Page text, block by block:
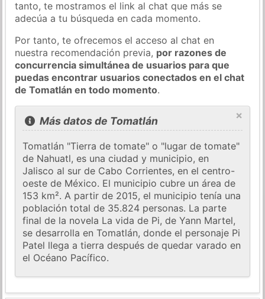
tanto, te mostramos el link al chat que más se
adecúa a tu búsqueda en cada momento.
Por tanto, te ofrecemos el acceso al chat en
nuestra recomendación previa, por razones de
concurrencia simultánea de usuarios para que
puedas encontrar usuarios conectados en el chat
de Tomatlán en todo momento.
×
Más datos de Tomatlán
Tomatlán "Tierra de tomate" o "lugar de tomate"
de Nahuatl, es una ciudad y municipio, en
Jalisco al sur de Cabo Corrientes, en el centro-
oeste de México. El municipio cubre un área de
153 km². A partir de 2015, el municipio tenía una
población total de 35.824 personas. La parte
final de la novela La vida de Pi, de Yann Martel,
se desarrolla en Tomatlán, donde el personaje Pi
Patel llega a tierra después de quedar varado en
el Océano Pacífico.